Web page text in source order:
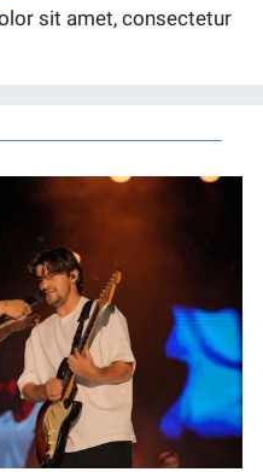
sit amet, consectetur